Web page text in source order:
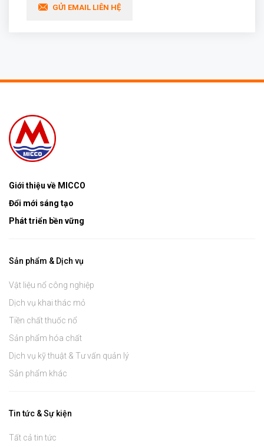
GỬI EMAIL LIÊN HỆ
Giới thiệu về MICCO
Đổi mới sáng tạo
Phát triển bền vững
Sản phẩm & Dịch vụ
Vật liệu nổ công nghiệp
Dịch vụ khai thác mỏ
Tiền chất thuốc nổ
Sản phẩm hóa chất
Dịch vụ kỹ thuật & Tư vấn quản lý
Sản phẩm khác
Tin tức & Sự kiện
Tất cả tin tức